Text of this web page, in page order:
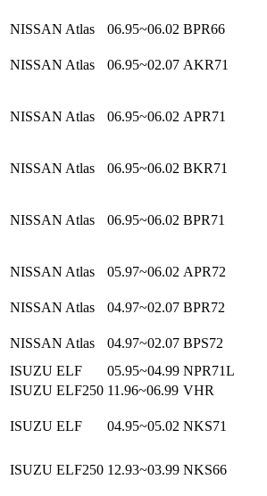
NISSAN Atlas 06.95~06.02 BPR66
NISSAN Atlas 06.95~02.07 AKR71
NISSAN Atlas 06.95~06.02 APR71
NISSAN Atlas 06.95~06.02 BKR71
NISSAN Atlas 06.95~06.02 BPR71
NISSAN Atlas 05.97~06.02 APR72
NISSAN Atlas 04.97~02.07 BPR72
NISSAN Atlas 04.97~02.07 BPS72
ISUZU ELF
05.95~04.99 NPR71L
ISUZU ELF250 11.96~06.99 VHR
ISUZU ELF 04.95~05.02 NKS71
ISUZU ELF250 12.93~03.99 NKS66